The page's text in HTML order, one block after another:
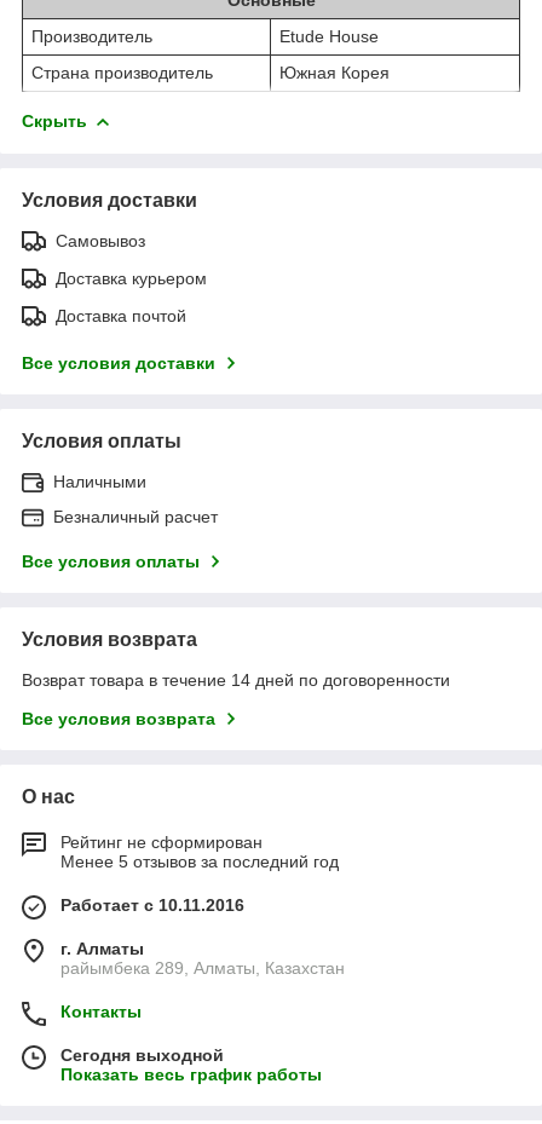
Производитель
Etude House
Страна производитель
Южная Корея
Скрыть
Условия доставки
Самовывоз
Доставка курьером
Доставка почтой
Все условия доставки
Условия оплаты
Наличными
Безналичный расчет
Все условия оплаты
Условия возврата
Возврат товара в течение 14 дней по договоренности
Все условия возврата
О нас
Рейтинг не сформирован
Менее 5 отзывов за последний год
Работает с 10.11.2016
г. Алматы
райымбека 289, Алматы, Казахстан
Контакты
Сегодня выходной
Показать весь график работы